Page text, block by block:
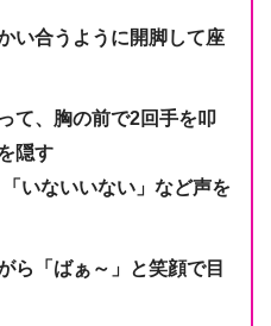
い合うように開脚して座
て、胸の前で2回手を叩
隠す
いないいない」など声を
ら「ばぁ～」と笑顔で目